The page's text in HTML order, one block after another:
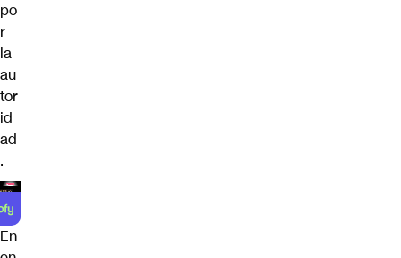
po
r
la
au
tor
id
ad
.
En